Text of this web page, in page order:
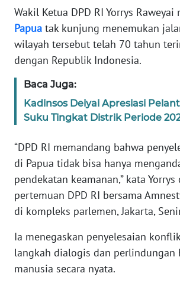
Wakil Ketua DPD RI Yorrys
Papua tak kunjung menemukan
wilayah tersebut telah 70 tahun
dengan Republik Indonesia.
Baca Juga:
Kadinsos Deiyai Apresiasi
Suku Tingkat Distrik Periode
“DPD RI memandang bahwa
di Papua tidak bisa hanya
pendekatan keamanan,” kata Yorrys
pertemuan DPD RI bersama
di kompleks parlemen, Jakarta,
Ia menegaskan penyelesaian
langkah dialogis dan perlindungan
manusia secara nyata.
KONTAK
KAMI
INFO
TENTANG
KAMI
PEDOMAN
MEDIA
KARIR
DISCLAIMER